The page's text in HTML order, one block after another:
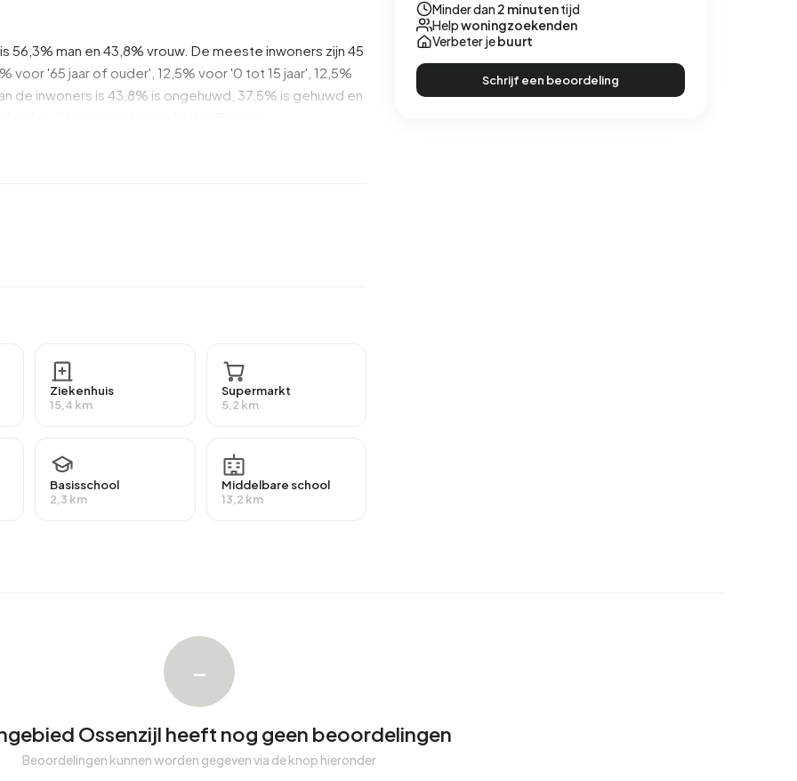
man en 43,8% vrouw. De meeste inwoners zijn 45
voor '65 jaar of ouder', 12,5% voor '0 tot 15 jaar', 12,5%
de inwoners is 43,8% is ongehuwd, 37,5% is gehuwd en
daarvan zijn eenpersoonshuishoudens, 42,9%
of MBO 2-4, 28,6% heeft VMBO of MBO 1 en 14,3%
een uitkering. De grootste groep is die met een
een gemiddelde WOZ-waarde van €420.000. Hiervan is
woningen is 88% in particulier bezit en 12% van overige
in Buitengebied Ossenzijl zijn 1970-1980 (54%) en
Ossenzijl. Afgelopen jaar zijn er geen woningen
Ossenzijl.
Ziekenhuis
15,4 km
Supermarkt
5,2 km
Basisschool
2,3 km
Middelbare school
13,2 km
Minder dan 2 minutentijd
Helpwoningzoekenden
Verbeter jebuurt
Schrijf een beoordeling
–
Ossenzijl heeft nog geen beoordelingen
Beoordelingen kunnen worden gegeven via de knop hieronder